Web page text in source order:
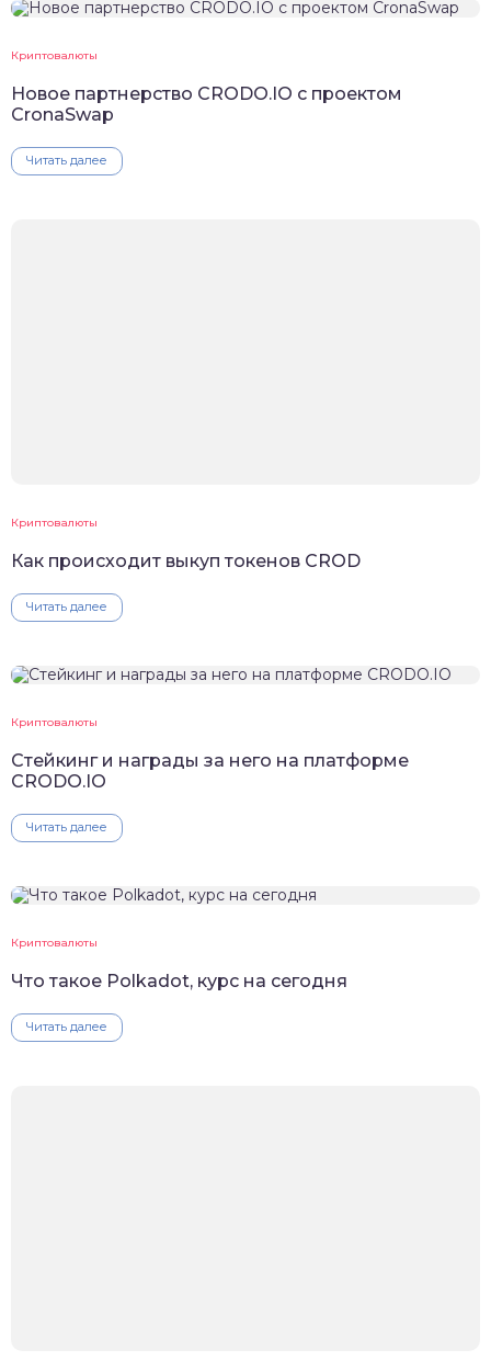
Криптовалюты
Новое партнерство CRODO.IO с проектом
CronaSwap
Читать далее
Криптовалюты
Как происходит выкуп токенов CROD
Читать далее
Криптовалюты
Cтейкинг и награды за него на платформе
CRODO.IO
Читать далее
Криптовалюты
Что такое Polkadot, курс на сегодня
Читать далее